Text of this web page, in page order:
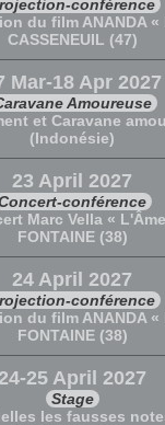
conférence
du film ANANDA
CASSENEUIL (47)
Mar-18 Apr 2027
Amoureuse
et Caravane
(Indonésie)
23 April 2027
conférence
Marc Vella «
FONTAINE (38)
24 April 2027
conférence
du film ANANDA
FONTAINE (38)
25 April 2027
Stage
les fausses